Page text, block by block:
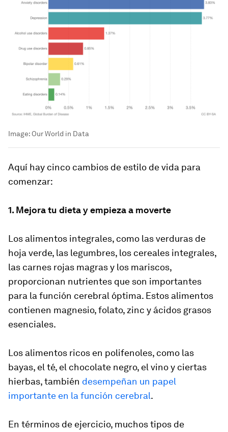
Image: Our World in Data
Aquí hay cinco cambios de estilo de vida para
comenzar:
1. Mejora tu dieta y empieza a moverte
Los alimentos integrales, como las verduras de
hoja verde, las legumbres, los cereales integrales,
las carnes rojas magras y los mariscos,
proporcionan nutrientes que son importantes
para la función cerebral óptima. Estos alimentos
contienen magnesio, folato, zinc y ácidos grasos
esenciales.
Los alimentos ricos en polifenoles, como las
bayas, el té, el chocolate negro, el vino y ciertas
hierbas, también desempeñan un papel
importante en la función cerebral.
En términos de ejercicio, muchos tipos de